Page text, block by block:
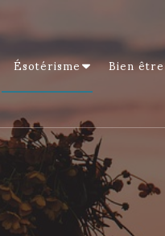
Ésotérisme Bien être